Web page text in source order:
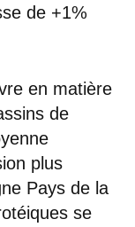
de +1%
en matière
de
plus
Pays de la
se